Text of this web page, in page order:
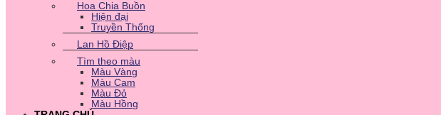
Hoa Chia Buồn
Hiện đại
Truyền Thống
Lan Hồ Điệp
Tìm theo màu
Màu Vàng
Màu Cam
Màu Đỏ
Màu Hồng